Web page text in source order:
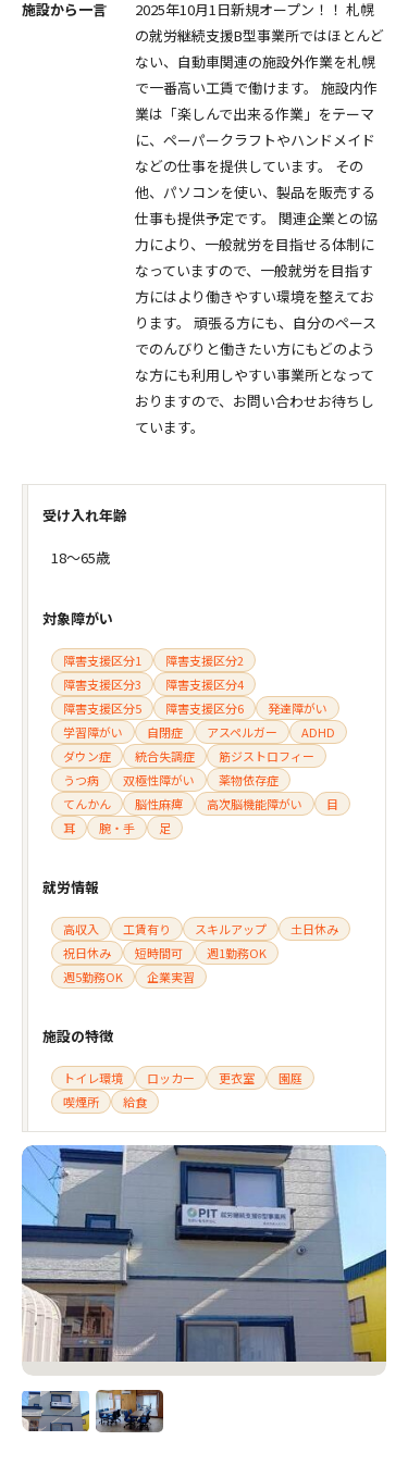
施設から一言
2025年10月1日新規オープン！！ 札幌
の就労継続支援B型事業所ではほとんど
ない、自動車関連の施設外作業を札幌
で一番高い工賃で働けます。 施設内作
業は「楽しんで出来る作業」をテーマ
に、ペーパークラフトやハンドメイド
などの仕事を提供しています。 その
他、パソコンを使い、製品を販売する
仕事も提供予定です。 関連企業との協
力により、一般就労を目指せる体制に
なっていますので、一般就労を目指す
方にはより働きやすい環境を整えてお
ります。 頑張る方にも、自分のペース
でのんびりと働きたい方にもどのよう
な方にも利用しやすい事業所となって
おりますので、お問い合わせお待ちし
ています。
受け入れ年齢
18～65歳
対象障がい
障害支援区分1
障害支援区分2
障害支援区分3
障害支援区分4
障害支援区分5
障害支援区分6
発達障がい
学習障がい
自閉症 アスペルガー
ADHD
ダウン症
統合失調症
筋ジストロフィー
うつ病
双極性障がい
薬物依存症
てんかん
脳性麻痺 高次脳機能障がい
目
耳
腕・手 足
就労情報
高収入 工賃有り スキルアップ
土日休み
祝日休み
短時間可
週1勤務OK
週5勤務OK
企業実習
施設の特徴
トイレ環境 ロッカー 更衣室
園庭
喫煙所
給食